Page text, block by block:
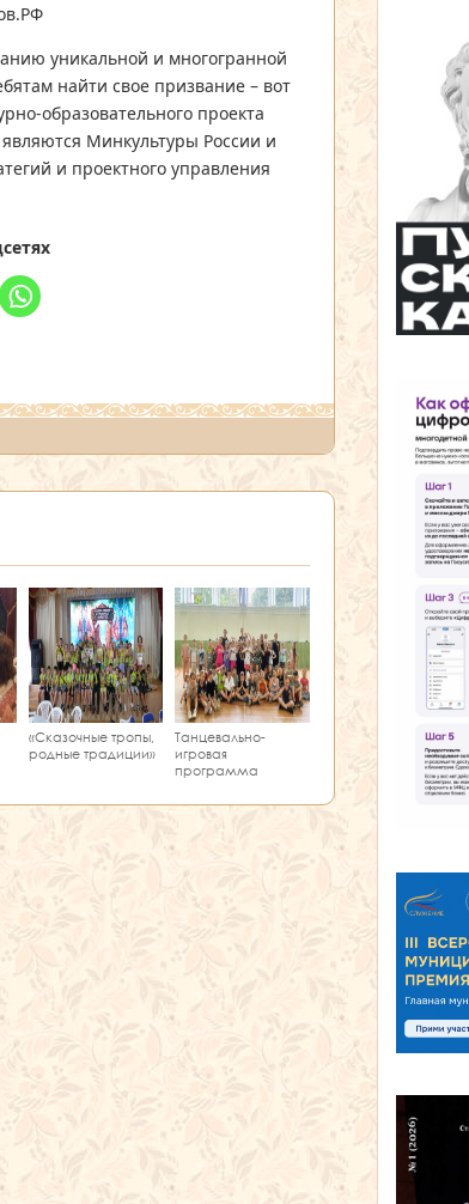
уникальной и многогранной
найти свое призвание – вот
образовательного проекта
Минкультуры России и
и проектного управления
«Сказочные тропы,
родные традиции»
Танцевально-
игровая
программа